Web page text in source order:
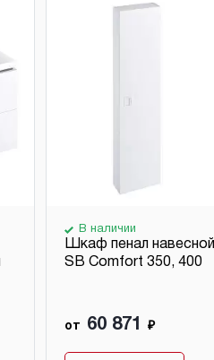
В наличии
Шкаф пенал навесной
SB Comfort 350, 400
от 60 871 ₽